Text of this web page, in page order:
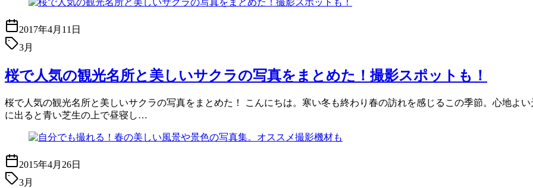
2017年4月11日
3月
桜で人気の観光名所と美しいサクラの写真をまとめた！撮影スポットも！
桜で人気の観光名所と美しいサクラの写真をまとめた！ こんにちは。寒い冬も終わり春の訪れを感じるこの季節。心地よ
に出ると青い芝生の上で昼寝し…
2015年4月26日
3月